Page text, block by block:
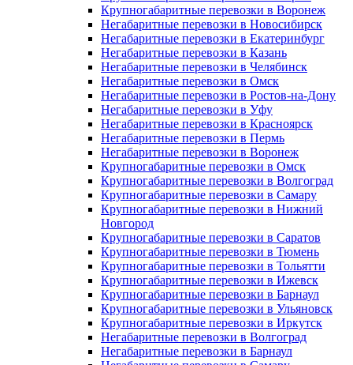
Крупногабаритные перевозки в Воронеж
Негабаритные перевозки в Новосибирск
Негабаритные перевозки в Екатеринбург
Негабаритные перевозки в Казань
Негабаритные перевозки в Челябинск
Негабаритные перевозки в Омск
Негабаритные перевозки в Ростов-на-Дону
Негабаритные перевозки в Уфу
Негабаритные перевозки в Красноярск
Негабаритные перевозки в Пермь
Негабаритные перевозки в Воронеж
Крупногабаритные перевозки в Омск
Крупногабаритные перевозки в Волгоград
Крупногабаритные перевозки в Самару
Крупногабаритные перевозки в Нижний
Новгород
Крупногабаритные перевозки в Саратов
Крупногабаритные перевозки в Тюмень
Крупногабаритные перевозки в Тольятти
Крупногабаритные перевозки в Ижевск
Крупногабаритные перевозки в Барнаул
Крупногабаритные перевозки в Ульяновск
Крупногабаритные перевозки в Иркутск
Негабаритные перевозки в Волгоград
Негабаритные перевозки в Барнаул